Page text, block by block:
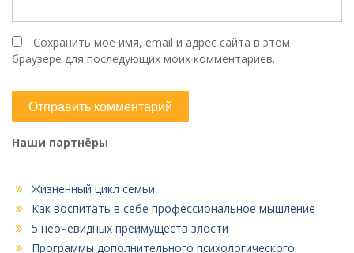
Сохранить моё имя, email и адрес сайта в этом
браузере для последующих моих комментариев.
Наши партнёры
Жизненный цикл семьи
Как воспитать в себе профессиональное мышление
5 неочевидных преимуществ злости
Программы дополнительного психологического